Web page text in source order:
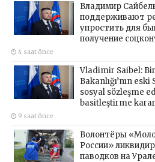
Владимир
поддерживают
упростить для
получение
4 saat önce
Vladimir Saibel:
Bakanlığı’nın eski
sosyal sözleşme
basitleştirme
9 saat önce
Волонтёры
России»
паводков на